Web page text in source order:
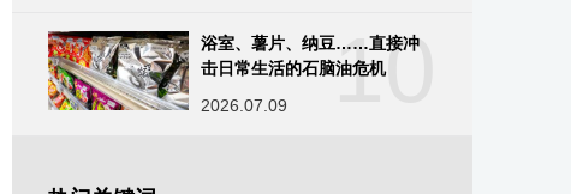
10
浴室、薯片、纳豆……直接冲
击日常生活的石脑油危机
2026.07.09